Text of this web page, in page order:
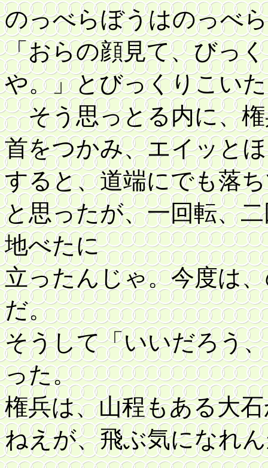
のっべらぼうはのっべ
「おらの顔見て、びっ
や。」とびっくりこい
そう思っとる内に、権
首をつかみ、エイッと
すると、道端にでも落
と思ったが、一回転、
地べたに
立ったんじゃ。今度は
だ。
そうして「いいだろう
った。
権兵は、山程もある大
ねえが、飛ぶ気になれ